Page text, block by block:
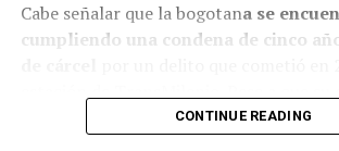
Cabe señalar que la bogotana se
cumpliendo una condena de cinco
logrado que pasara su condena en la
CONTINUE READING